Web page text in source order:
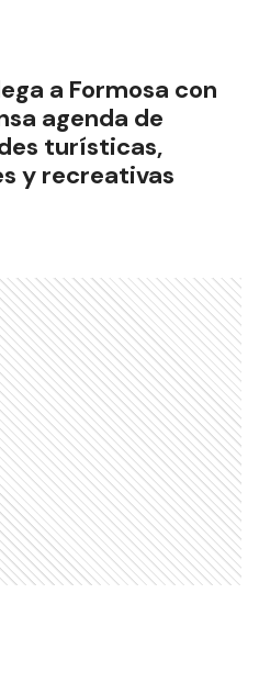
a Formosa con
agenda de
turísticas,
y recreativas